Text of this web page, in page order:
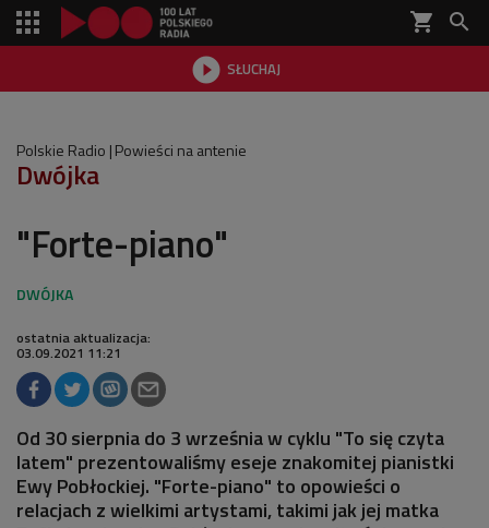
shopping_cart 
 SŁUCHAJ

Polskie Radio Powieści na antenie
Dwójka
"Forte-piano"
ostatnia aktualizacja:
03.09.2021 11:21
Od 30 sierpnia do 3 września w cyklu "To się czyta
latem" prezentowaliśmy eseje znakomitej pianistki
Ewy Pobłockiej. "Forte-piano" to opowieści o
relacjach z wielkimi artystami, takimi jak jej matka